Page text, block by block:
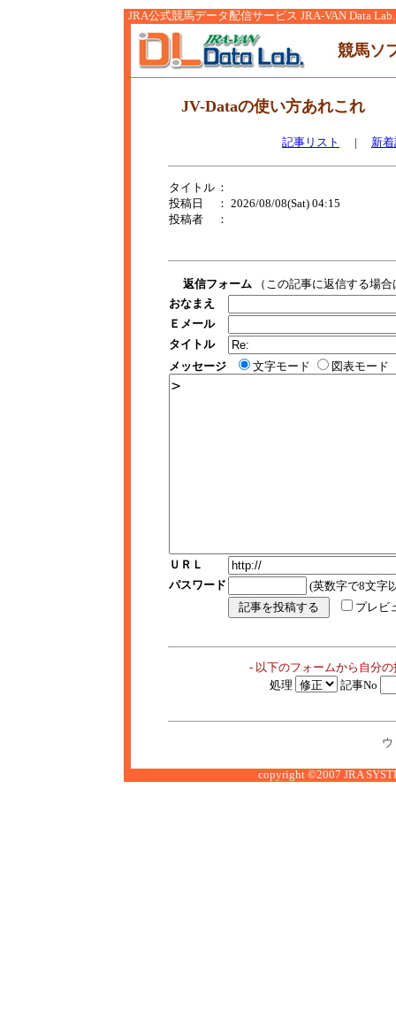
JRA公式競馬データ配信サービス JRA-VAN Data Lab.
競馬ソ
JV-Dataの使い方あれこれ
記事リスト | 新
タイトル ：
投稿日
： 2026/08/08(Sat) 04:15
投稿者
：
返信フォーム （この記事に返信する場
おなまえ
Ｅメール
タイトル
メッセージ
文字モード 図表モード
ＵＲＬ
パスワード
(英数字で8文字
プレビ
- 以下のフォームから自分
処理
記事No
copyright ©2007 JRA